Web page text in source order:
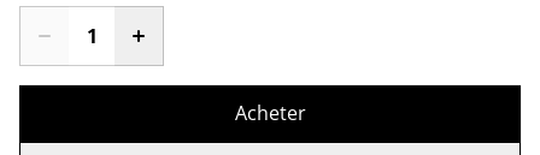
Acheter